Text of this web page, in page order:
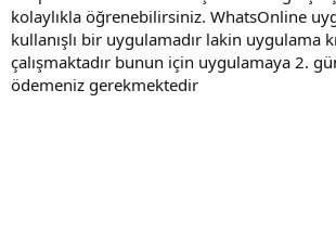
kolaylıkla öğrenebilirsiniz. WhatsOnline
kullanışlı bir uygulamadır lakin uygulama
çalışmaktadır bunun için uygulamaya 2.
ödemeniz gerekmektedir